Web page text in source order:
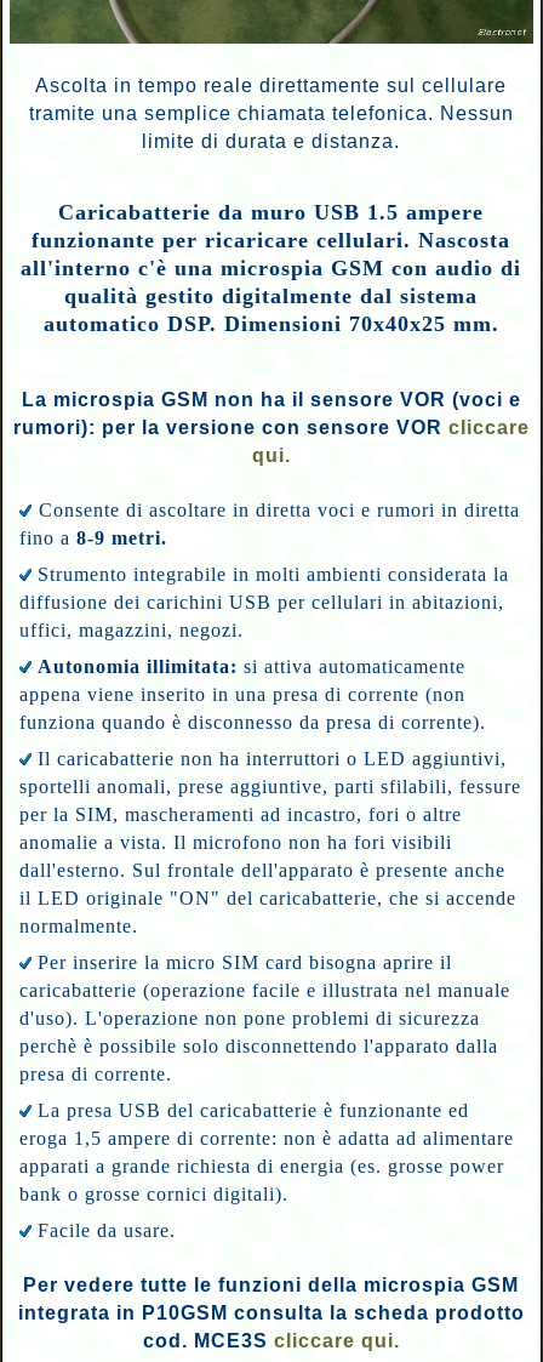
Ascolta in tempo reale direttamente sul cellulare
tramite una semplice chiamata telefonica. Nessun
limite di durata e distanza.
Caricabatterie da muro USB 1.5 ampere
funzionante per ricaricare cellulari. Nascosta
all'interno c'è una microspia GSM con audio di
qualità gestito digitalmente dal sistema
automatico DSP. Dimensioni 70x40x25 mm.
La microspia GSM non ha il sensore VOR (voci e
rumori): per la versione con sensore VOR cliccare
qui.
Consente di ascoltare in diretta voci e rumori in diretta
fino a8-9 metri.
Strumento integrabile in molti ambienti considerata la
diffusione dei carichini USB per cellulari in abitazioni,
uffici, magazzini, negozi.
Autonomia illimitata: si attiva automaticamente
appena viene inserito in una presa di corrente (non
funziona quando è disconnesso da presa di corrente).
Il caricabatterie non ha interruttori o LED aggiuntivi,
sportelli anomali, prese aggiuntive, parti sfilabili, fessure
per la SIM, mascheramenti ad incastro, fori o altre
anomalie a vista. Il microfono non ha fori visibili
dall'esterno. Sul frontale dell'apparato è presente anche
il LED originale "ON" del caricabatterie, che si accende
normalmente.
Per inserire la micro SIM card bisogna aprire il
caricabatterie (operazione facile e illustrata nel manuale
d'uso). L'operazione non pone problemi di sicurezza
perchè è possibile solo disconnettendo l'apparato dalla
presa di corrente.
La presa USB del caricabatterie è funzionante ed
eroga 1,5 ampere di corrente: non è adatta ad alimentare
apparati a grande richiesta di energia (es. grosse power
bank o grosse cornici digitali).
Facile da usare.
Per vedere tutte le funzioni della microspia GSM
integrata in P10GSM consulta la scheda prodotto
cod. MCE3S cliccare qui.